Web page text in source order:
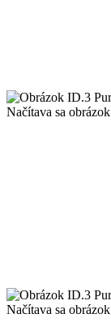
Načítava sa obrázok
Načítava sa obrázok